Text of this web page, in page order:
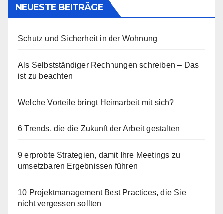
Beiträge
NEUESTE BEITRÄGE
Schutz und Sicherheit in der Wohnung
Als Selbstständiger Rechnungen schreiben – Das
ist zu beachten
Welche Vorteile bringt Heimarbeit mit sich?
6 Trends, die die Zukunft der Arbeit gestalten
9 erprobte Strategien, damit Ihre Meetings zu
umsetzbaren Ergebnissen führen
10 Projektmanagement Best Practices, die Sie
nicht vergessen sollten